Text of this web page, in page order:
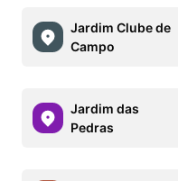
Jardim Clube de
Campo
Jardim das
Pedras